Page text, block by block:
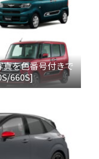
を色番号付きで
660S]